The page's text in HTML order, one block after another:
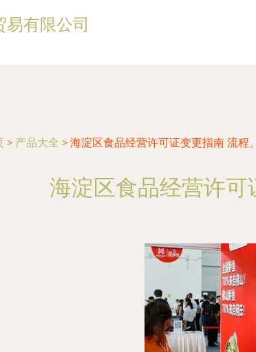
有限公司
> 产品大全 > 海淀区食品经营许可证变更指南 流程
海淀区食品经营许